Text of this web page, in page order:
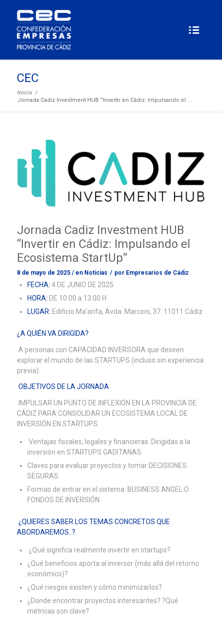
CEC
Inicio /
Jornada Cadiz Investment HUB “Invertir en Cádiz: Impulsando el ...
Jornada Cadiz Investment HUB
“Invertir en Cádiz: Impulsando el
Ecosistema StartUp”
8 de mayo de 2025/ en Noticias / por Empresarios de Cádiz
FECHA: 4 DE JUNIO DE 2025
HORA: DE 10:00 a 13:00 H
LUGAR: Edificio Ma’arifa, Avda. Marconi, 37. 11011 Cádiz
¿A QUIÉN VA DIRIGIDA?
A personas con CAPACIDAD INVERSORA que deseen
explorar el mundo de las STARTUPS (incluso sin experiencia
previa).
OBJETIVOS DE LA JORNADA
IMPULSAR UN PUNTO DE INFLEXIÓN EN LA PROVINCIA DE
CÁDIZ PARA CONSOLIDAR UN ECOSISTEMA LOCAL DE
INVERSIÓN EN STARTUPS.
Ventajas fiscales, legales y financieras. Dirigidas a la
inversión en STARTUPS GADITANAS
Claves para evaluar proyectos y tomar DECISIONES
SEGURAS
Formas de entrar en el sistema: BUSINESS ANGEL O
FONDOS DE INVERSIÓN
¿QUIERES SABER LOS TEMAS CONCRETOS QUE
ABORDAREMOS..?
¿Qué significa realmente invertir en startups?
¿Qué beneficios aporta al inversor (más allá del retorno
económico)?
¿Qué riesgos existen y cómo minimizarlos?
¿Donde encontrar proyectos interesantes? ?Qué
métricas son clave?